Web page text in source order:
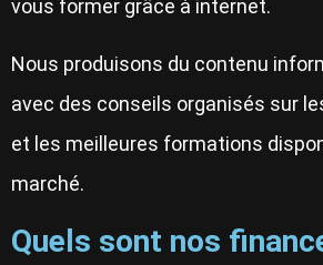
vous former grâce à internet.
Nous produisons du contenu
avec des conseils organisés sur
et les meilleures formations
marché.
Quels sont nos